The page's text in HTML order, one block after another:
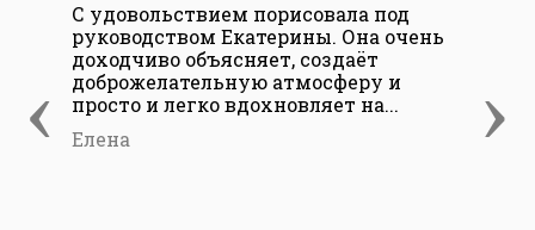
‹ ›
С удовольствием порисовала под
руководством Екатерины. Она очень
доходчиво объясняет, создаёт
доброжелательную атмосферу и
просто и легко вдохновляет на...
Елена